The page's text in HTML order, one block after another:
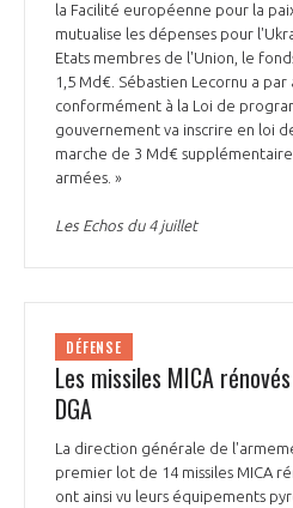
la Facilité européenne pour la
mutualise les dépenses pour
Etats membres de l'Union, le
1,5 Md€. Sébastien Lecornu a
conformément à la Loi de
gouvernement va inscrire en loi
marche de 3 Md€
armées. »
Les Echos du 4 juillet
DÉFENSE
Les missiles MICA
DGA
La direction générale de
premier lot de 14 missiles MICA
ont ainsi vu leurs équipements